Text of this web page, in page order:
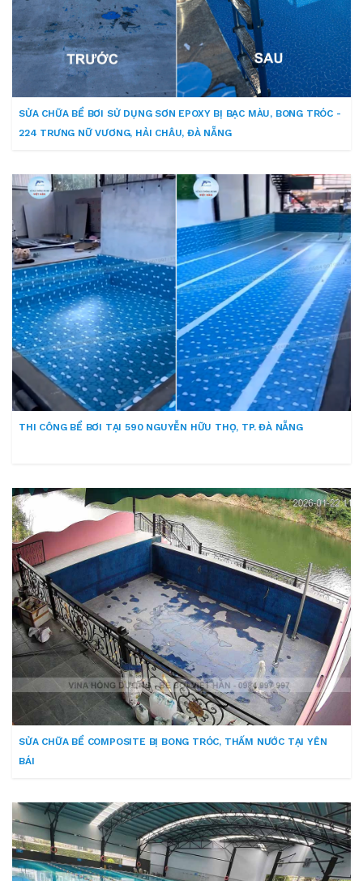
SỬA CHỮA BỂ BƠI SỬ DỤNG SƠN EPOXY BỊ BẠC MÀU, BONG TRÓC -
224 TRƯNG NỮ VƯƠNG, HẢI CHÂU, ĐÀ NẴNG
THI CÔNG BỂ BƠI TẠI 590 NGUYỄN HỮU THỌ, TP. ĐÀ NẴNG
SỬA CHỮA BỂ COMPOSITE BỊ BONG TRÓC, THẤM NƯỚC TẠI YÊN
BÁI